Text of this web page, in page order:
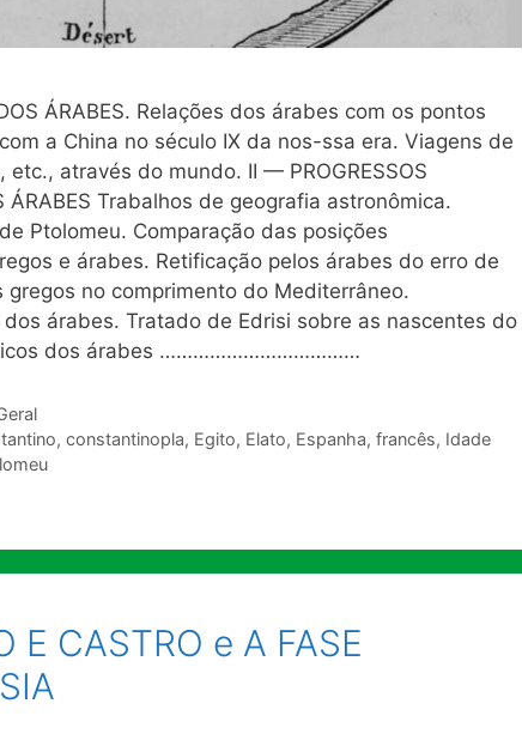
ÁRABES. Relações dos árabes com os pontos
a China no século IX da nos-ssa era. Viagens de
através do mundo. II — PROGRESSOS
ÁRABES Trabalhos de geografia astronômica.
Ptolomeu. Comparação das posições
e árabes. Retificação pelos árabes do erro de
no comprimento do Mediterrâneo.
árabes. Tratado de Edrisi sobre as nascentes do
dos árabes ………………………………
, constantinopla, Egito, Elato, Espanha, francês, Idade
E CASTRO e A FASE